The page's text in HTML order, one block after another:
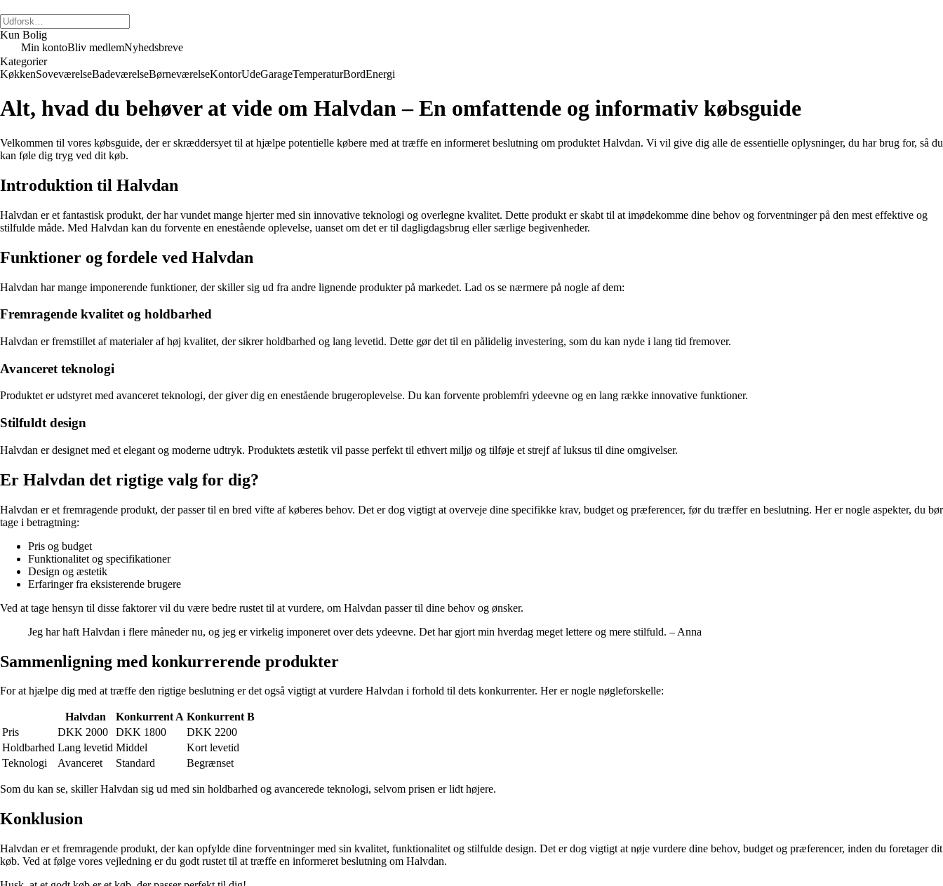
Kun Bolig
Min kontoBliv medlemNyhedsbreve
Kategorier
KøkkenSoveværelseBadeværelseBørneværelseKontorUdeGarageTemperaturBordEnergi
Alt, hvad du behøver at vide om Halvdan – En omfattende og informativ købsguide
Velkommen til vores købsguide, der er skræddersyet til at hjælpe potentielle købere med at træffe en informeret beslutning om produktet Halvdan. Vi vil give dig alle de essentielle oplysninger, du har brug for, så du
kan føle dig tryg ved dit køb.
Introduktion til Halvdan
Halvdan er et fantastisk produkt, der har vundet mange hjerter med sin innovative teknologi og overlegne kvalitet. Dette produkt er skabt til at imødekomme dine behov og forventninger på den mest effektive og
stilfulde måde. Med Halvdan kan du forvente en enestående oplevelse, uanset om det er til dagligdagsbrug eller særlige begivenheder.
Funktioner og fordele ved Halvdan
Halvdan har mange imponerende funktioner, der skiller sig ud fra andre lignende produkter på markedet. Lad os se nærmere på nogle af dem:
Fremragende kvalitet og holdbarhed
Halvdan er fremstillet af materialer af høj kvalitet, der sikrer holdbarhed og lang levetid. Dette gør det til en pålidelig investering, som du kan nyde i lang tid fremover.
Avanceret teknologi
Produktet er udstyret med avanceret teknologi, der giver dig en enestående brugeroplevelse. Du kan forvente problemfri ydeevne og en lang række innovative funktioner.
Stilfuldt design
Halvdan er designet med et elegant og moderne udtryk. Produktets æstetik vil passe perfekt til ethvert miljø og tilføje et strejf af luksus til dine omgivelser.
Er Halvdan det rigtige valg for dig?
Halvdan er et fremragende produkt, der passer til en bred vifte af køberes behov. Det er dog vigtigt at overveje dine specifikke krav, budget og præferencer, før du træffer en beslutning. Her er nogle aspekter, du bør
tage i betragtning:
Pris og budget
Funktionalitet og specifikationer
Design og æstetik
Erfaringer fra eksisterende brugere
Ved at tage hensyn til disse faktorer vil du være bedre rustet til at vurdere, om Halvdan passer til dine behov og ønsker.
Jeg har haft Halvdan i flere måneder nu, og jeg er virkelig imponeret over dets ydeevne. Det har gjort min hverdag meget lettere og mere stilfuld. – Anna
Sammenligning med konkurrerende produkter
For at hjælpe dig med at træffe den rigtige beslutning er det også vigtigt at vurdere Halvdan i forhold til dets konkurrenter. Her er nogle nøgleforskelle:
Halvdan Konkurrent A Konkurrent B
Pris
DKK 2000 DKK 1800
DKK 2200
Holdbarhed Lang levetid Middel
Kort levetid
Teknologi
Avanceret Standard Begrænset
Som du kan se, skiller Halvdan sig ud med sin holdbarhed og avancerede teknologi, selvom prisen er lidt højere.
Konklusion
Halvdan er et fremragende produkt, der kan opfylde dine forventninger med sin kvalitet, funktionalitet og stilfulde design. Det er dog vigtigt at nøje vurdere dine behov, budget og præferencer, inden du foretager dit
køb. Ved at følge vores vejledning er du godt rustet til at træffe en informeret beslutning om Halvdan.